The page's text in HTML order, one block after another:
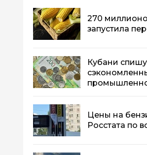
270
запустила
Кубани
Цены на
Росстата по